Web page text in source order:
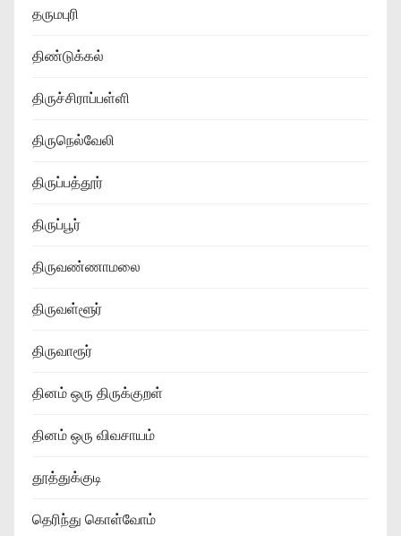
தருமபுரி
திண்டுக்கல்
திருச்சிராப்பள்ளி
திருநெல்வேலி
திருப்பத்தூர்
திருப்பூர்
திருவண்ணாமலை
திருவள்ளூர்
திருவாரூர்
தினம் ஒரு திருக்குறள்
தினம் ஒரு விவசாயம்
தூத்துக்குடி
தெரிந்து கொள்வோம்